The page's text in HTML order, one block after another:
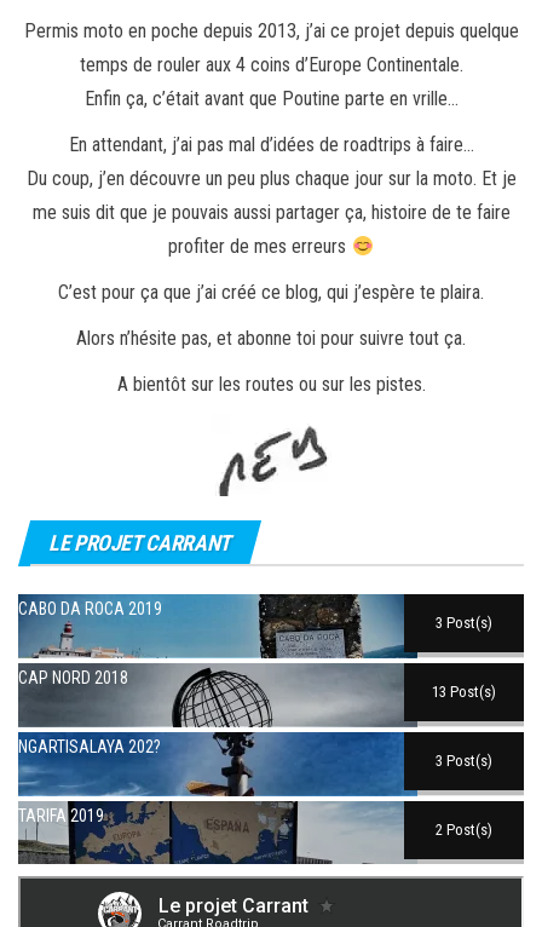
Permis moto en poche depuis 2013, j’ai ce projet depuis quelque
temps de rouler aux 4 coins d’Europe Continentale.
Enfin ça, c’était avant que Poutine parte en vrille…
En attendant, j’ai pas mal d’idées de roadtrips à faire…
Du coup, j’en découvre un peu plus chaque jour sur la moto. Et je
me suis dit que je pouvais aussi partager ça, histoire de te faire
profiter de mes erreurs
C’est pour ça que j’ai créé ce blog, qui j’espère te plaira.
Alors n’hésite pas, et abonne toi pour suivre tout ça.
A bientôt sur les routes ou sur les pistes.
LE PROJET CARRANT
CABO DA ROCA 2019
3 Post(s)
CAP NORD 2018
13 Post(s)
NGARTISALAYA 202?
3 Post(s)
TARIFA 2019
2 Post(s)